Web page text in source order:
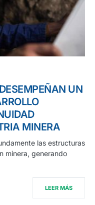
UN
MINERA
las estructuras
minera, generando
LEER MÁS